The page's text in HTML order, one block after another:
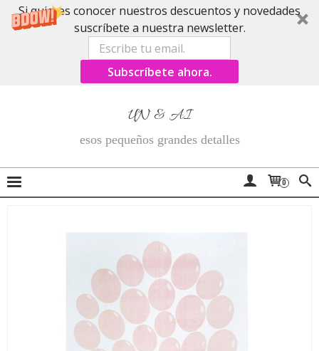
Si quieres conocer nuestros descuentos y novedades
suscríbete a nuestra newsletter.
Subscríbete ahora.
UN & AI
esos pequeños grandes detalles
0